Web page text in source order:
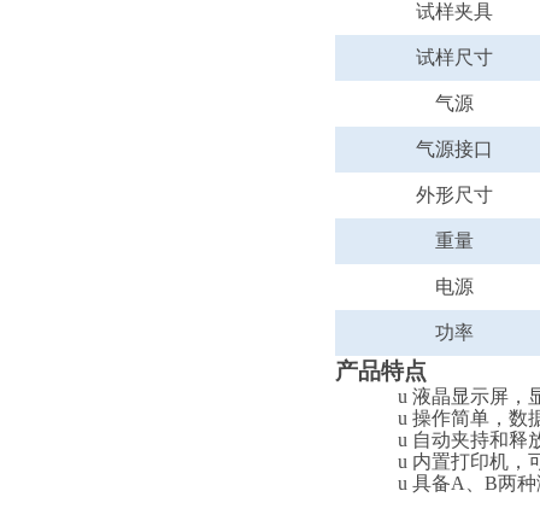
试样夹具
试样尺寸
气源
气源接口
外形尺寸
重量
电源
功率
产品特点
u 液晶显示屏，
u 操作简单，数
u 自动夹持和释
u 内置打印机，
u 具备A、B两